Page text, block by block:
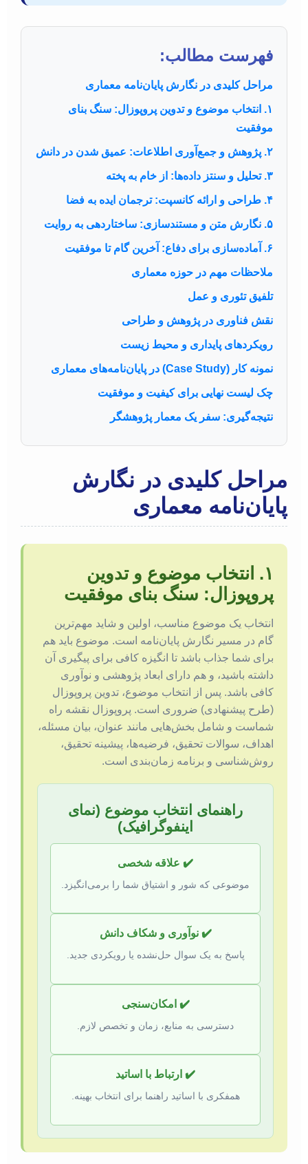
فهرست مطالب:
مراحل کلیدی در نگارش پایان‌نامه معماری
۱. انتخاب موضوع و تدوین پروپوزال: سنگ بنای
موفقیت
۲. پژوهش و جمع‌آوری اطلاعات: عمیق شدن در دانش
۳. تحلیل و سنتز داده‌ها: از خام به پخته
۴. طراحی و ارائه کانسپت: ترجمان ایده به فضا
۵. نگارش متن و مستندسازی: ساختاردهی به روایت
۶. آماده‌سازی برای دفاع: آخرین گام تا موفقیت
ملاحظات مهم در حوزه معماری
تلفیق تئوری و عمل
نقش فناوری در پژوهش و طراحی
رویکردهای پایداری و محیط زیست
نمونه کار (Case Study) در پایان‌نامه‌های معماری
چک لیست نهایی برای کیفیت و موفقیت
نتیجه‌گیری: سفر یک معمار پژوهشگر
مراحل کلیدی در نگارش
پایان‌نامه معماری
۱. انتخاب موضوع و تدوین
پروپوزال: سنگ بنای موفقیت
انتخاب یک موضوع مناسب، اولین و شاید مهم‌ترین
گام در مسیر نگارش پایان‌نامه است. موضوع باید هم
برای شما جذاب باشد تا انگیزه کافی برای پیگیری آن
داشته باشید، و هم دارای ابعاد پژوهشی و نوآوری
کافی باشد. پس از انتخاب موضوع، تدوین پروپوزال
(طرح پیشنهادی) ضروری است. پروپوزال نقشه راه
شماست و شامل بخش‌هایی مانند عنوان، بیان مسئله،
اهداف، سوالات تحقیق، فرضیه‌ها، پیشینه تحقیق،
روش‌شناسی و برنامه زمان‌بندی است.
راهنمای انتخاب موضوع (نمای
اینفوگرافیک)
✔️ علاقه شخصی
موضوعی که شور و اشتیاق شما را برمی‌انگیزد.
✔️ نوآوری و شکاف دانش
پاسخ به یک سوال حل‌نشده یا رویکردی جدید.
✔️ امکان‌سنجی
دسترسی به منابع، زمان و تخصص لازم.
✔️ ارتباط با اساتید
همفکری با اساتید راهنما برای انتخاب بهینه.